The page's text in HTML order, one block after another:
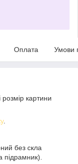
Оплата Умови
розмір картини
.
без скла
підрамник).